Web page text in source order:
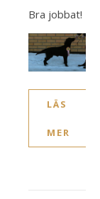
Bra jobbat!
LÄS
MER